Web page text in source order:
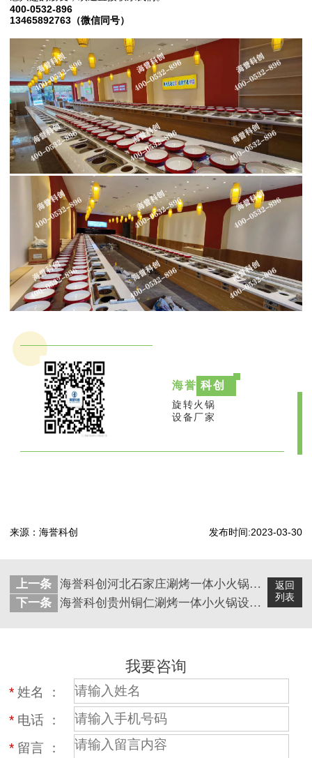
400-0532-896
13465892763（微信同号）
海誉 科创
旋转火锅
设备厂家
来源：海誉科创 发布时间:2023-03-30
返回
列表
上一条
海誉科创河北石家庄涮烤一体小火锅设备安装完成
下一条
海誉科创贵州铜仁涮烤一体小火锅设备安装完成
我要咨询
*姓名 ：
* 电话 ：
* 留言 ：